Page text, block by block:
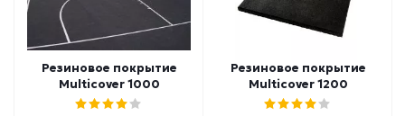
Резиновое покрытие
Multicover 1000
Резиновое покрытие
Multicover 1200